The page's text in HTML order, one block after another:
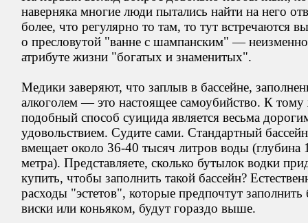
наверняка многие люди пытались найти на него
более, что регулярно то там, то тут встречаются
о пресловутой "ванне с шампанским" —
атрибуте жизни "богатых и знаменитых".
Медики заверяют, что заплыв в бассейне,
алкоголем — это настоящее самоубийство. К тому
подобный способ суицида является весьма
удовольствием. Судите сами. Стандартный бассейн
вмещает около 36-40 тысяч литров воды (глубина
метра). Представляете, сколько бутылок водки
купить, чтобы заполнить такой бассейн?
расходы "эстетов", которые предпочтут заполнить
виски или коньяком, будут гораздо выше.